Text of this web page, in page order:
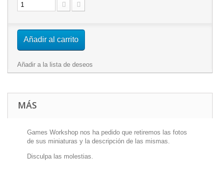
Añadir al carrito
Añadir a la lista de deseos
MÁS
Games Workshop nos ha pedido que retiremos las fotos
de sus miniaturas y la descripción de las mismas.
Disculpa las molestias.